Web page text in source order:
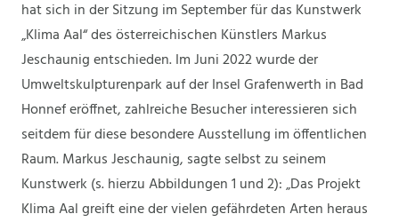
hat sich in der Sitzung im September für das Kunstwerk
„Klima Aal“ des österreichischen Künstlers Markus
Jeschaunig entschieden. Im Juni 2022 wurde der
Umweltskulpturenpark auf der Insel Grafenwerth in Bad
Honnef eröffnet, zahlreiche Besucher interessieren sich
seitdem für diese besondere Ausstellung im öffentlichen
Raum. Markus Jeschaunig, sagte selbst zu seinem
Kunstwerk (s. hierzu Abbildungen 1 und 2): „Das Projekt
Klima Aal greift eine der vielen gefährdeten Arten heraus